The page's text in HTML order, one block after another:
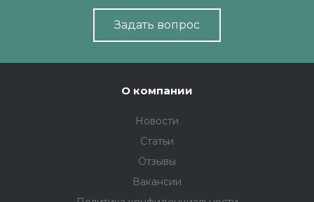
Задать вопрос
О компании
Новости
Статьи
Отзывы
Вакансии